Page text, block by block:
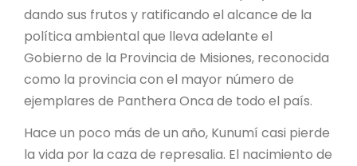
dando sus frutos y ratificando el alcance de la
política ambiental que lleva adelante el
Gobierno de la Provincia de Misiones, reconocida
como la provincia con el mayor número de
ejemplares de Panthera Onca de todo el país.
Hace un poco más de un año, Kunumí casi pierde
la vida por la caza de represalia. El nacimiento de